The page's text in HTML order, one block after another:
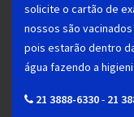
solicite o cartão de
nossos são
pois estarão dentro
água fazendo a
21 3888-6330- 21